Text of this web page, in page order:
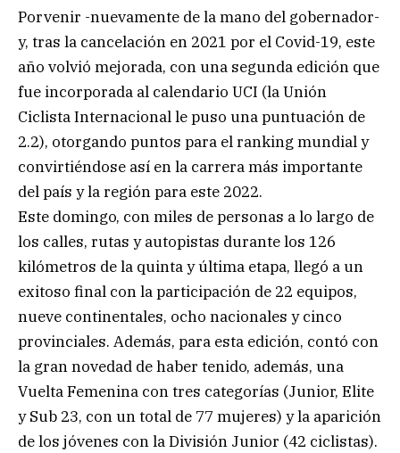
Porvenir -nuevamente de la mano del gobernador-
y, tras la cancelación en 2021 por el Covid-19, este
año volvió mejorada, con una segunda edición que
fue incorporada al calendario UCI (la Unión
Ciclista Internacional le puso una puntuación de
2.2), otorgando puntos para el ranking mundial y
convirtiéndose así en la carrera más importante
del país y la región para este 2022.
Este domingo, con miles de personas a lo largo de
los calles, rutas y autopistas durante los 126
kilómetros de la quinta y última etapa, llegó a un
exitoso final con la participación de 22 equipos,
nueve continentales, ocho nacionales y cinco
provinciales. Además, para esta edición, contó con
la gran novedad de haber tenido, además, una
Vuelta Femenina con tres categorías (Junior, Elite
y Sub 23, con un total de 77 mujeres) y la aparición
de los jóvenes con la División Junior (42 ciclistas).